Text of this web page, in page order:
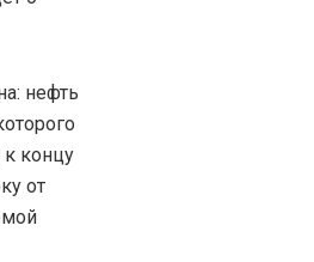
нефть
к концу
от